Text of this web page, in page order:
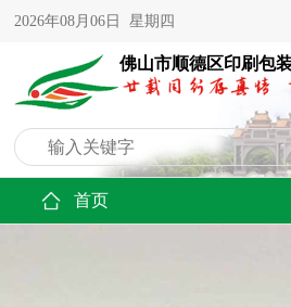
2026年08月06日 星期四
佛山市顺德区印刷包
首页